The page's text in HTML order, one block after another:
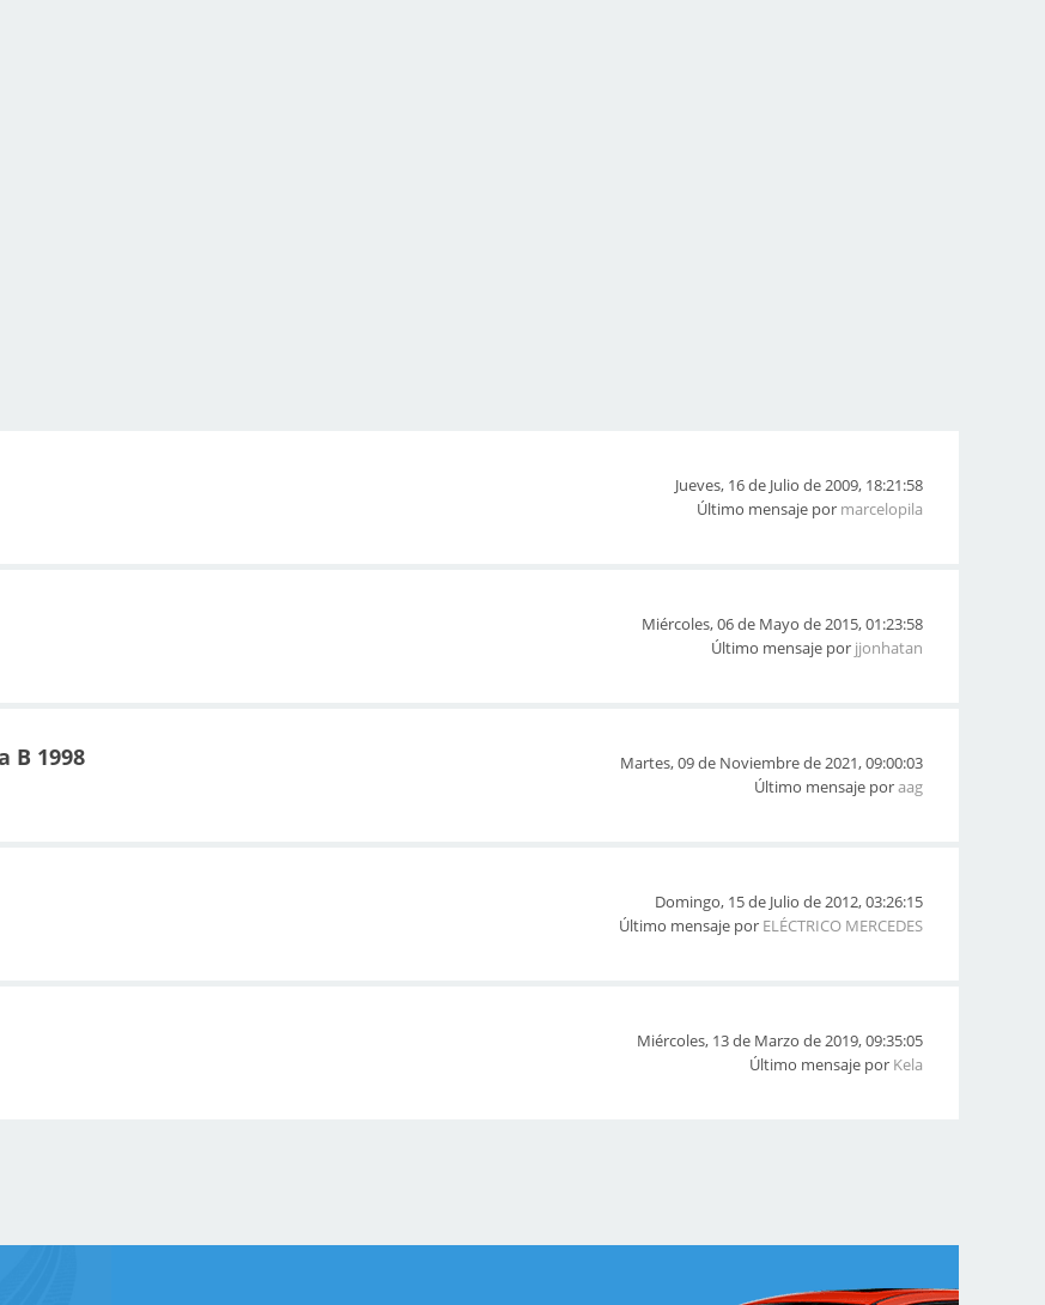
Jueves, 16 de Julio de 2009, 18:21:58
Último mensaje por marcelopila
Miércoles, 06 de Mayo de 2015, 01:23:58
Último mensaje por jjonhatan
B 1998
Martes, 09 de Noviembre de 2021, 09:00:03
Último mensaje poraag
Domingo, 15 de Julio de 2012, 03:26:15
Último mensaje por ELÉCTRICO MERCEDES
Miércoles, 13 de Marzo de 2019, 09:35:05
Último mensaje por Kela